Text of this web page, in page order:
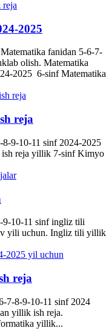
2025
fanidan 5-6-7-
olish. Matematika
2025 6-sinf Matematika
reja
9-10-11 sinf 2024-2025
reja yillik 7-sinf Kimyo
10-11 sinf ingliz tili
yili uchun. Ingliz tili yillik
reja
7-8-9-10-11 sinf 2024
yillik ish reja.
yillik...